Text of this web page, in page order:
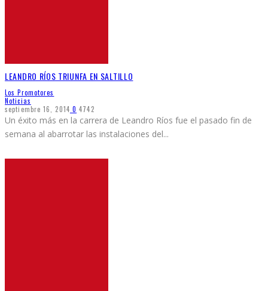
LEANDRO RÍOS TRIUNFA EN SALTILLO
Los Promotores
Noticias
septiembre 16, 2014 0 4742
Un éxito más en la carrera de Leandro Ríos fue el pasado fin de
semana al abarrotar las instalaciones del...